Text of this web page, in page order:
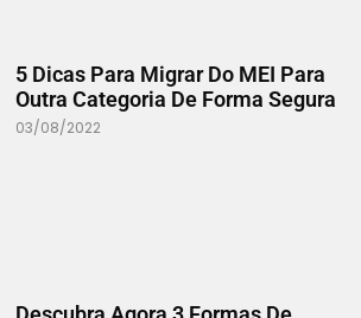
5 Dicas Para Migrar Do MEI Para
Outra Categoria De Forma Segura
03/08/2022